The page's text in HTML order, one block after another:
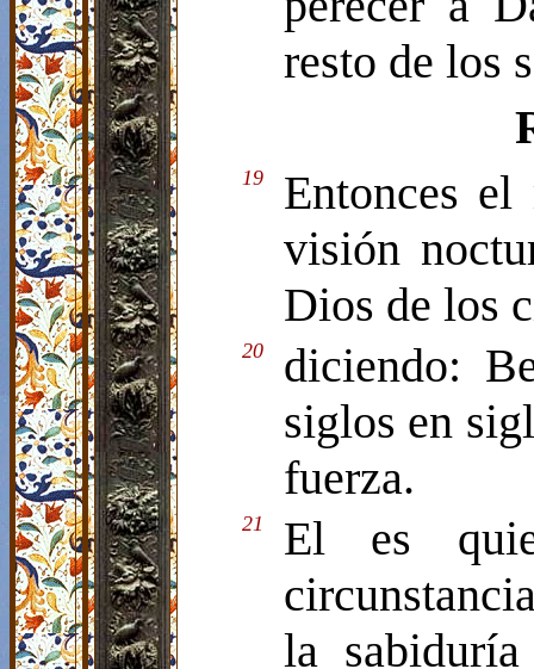
resto de los
19
Entonces
visión
Dios de los
20
diciendo:
siglos en
fuerza.
21
El es
la